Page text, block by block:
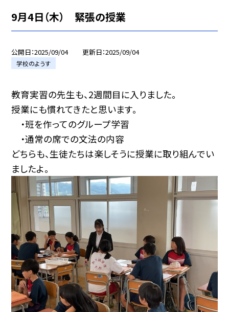
9月4日（木） 緊張の授業
公開日 2025/09/04 更新日 2025/09/04
学校のようす
教育実習の先生も、2週間目に入りました。
授業にも慣れてきたと思います。
・班を作ってのグループ学習
・通常の席での文法の内容
どちらも、生徒たちは楽しそうに授業に取り組んでい
ましたよ。